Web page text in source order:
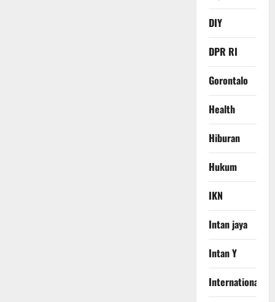
DIY
DPR RI
Gorontalo
Health
Hiburan
Hukum
IKN
Intan jaya
Intan Y
International